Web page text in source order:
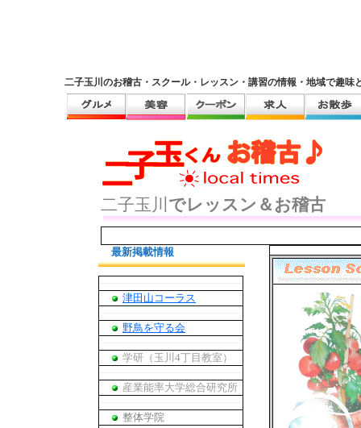
二子玉川のお稽古・スクール・レッスン・講習の情報・地域で趣味
二子玉川 でレッスン＆お稽古
最新掲載情報
津田山コーラス
野鳥を守る会
学研（玉川4丁目教室）
産業能率大学総合研究所
整体学院